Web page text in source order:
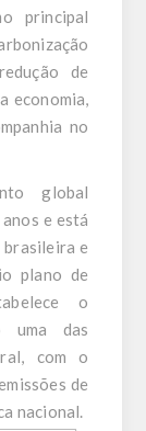
principal
de
economia,
no
global
e está
brasileira e
plano de
o
uma das
com o
de
nacional.